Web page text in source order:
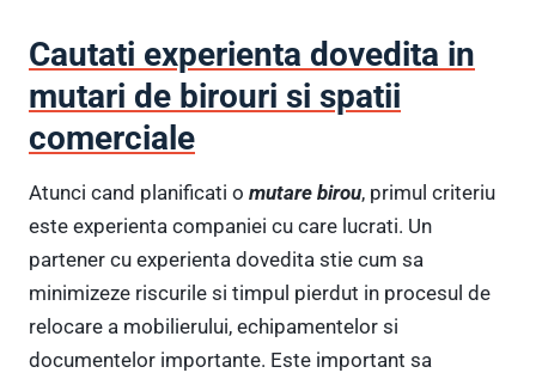
Cautati experienta dovedita in
mutari de birouri si spatii
comerciale
Atunci cand planificati o mutare birou, primul criteriu
este experienta companiei cu care lucrati. Un
partener cu experienta dovedita stie cum sa
minimizeze riscurile si timpul pierdut in procesul de
relocare a mobilierului, echipamentelor si
documentelor importante. Este important sa